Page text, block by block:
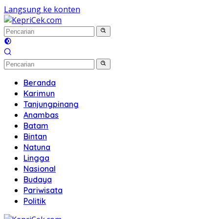
Langsung ke konten
Beranda
Karimun
Tanjungpinang
Anambas
Batam
Bintan
Natuna
Lingga
Nasional
Budaya
Pariwisata
Politik